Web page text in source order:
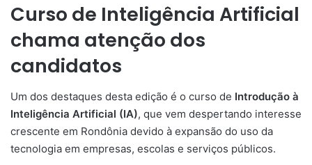
Curso de Inteligência Artificial
chama atenção dos
candidatos
Um dos destaques desta edição é o curso de Introdução à
Inteligência Artificial (IA), que vem despertando interesse
crescente em Rondônia devido à expansão do uso da
tecnologia em empresas, escolas e serviços públicos.